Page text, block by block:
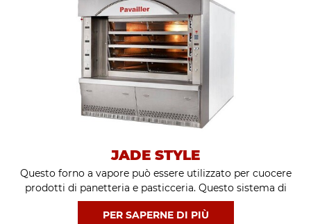
JADE STYLE
Questo forno a vapore può essere utilizzato per cuocere
prodotti di panetteria e pasticceria. Questo sistema di
forno a gas o a gasolio riduce le bollette energetiche e
consente di risparmiare spazio grazie ai 3 lati incorporati.
PER SAPERNE DI PIÙ